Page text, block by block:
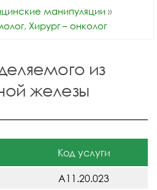
манипуляции »
Хирург – онколог
из
железы
Код услуги
A11.20.023